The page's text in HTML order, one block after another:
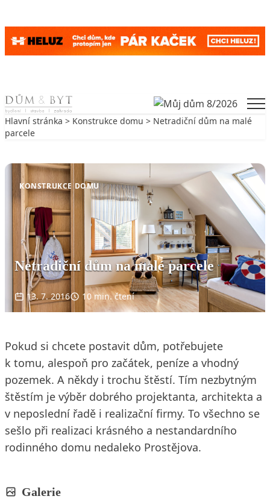
Skip to content
Hlavní stránka > Konstrukce domu > Netradiční dům na malé
parcele
KONSTRUKCE DOMU
Netradiční dům na malé parcele
13. 7. 2016 10 min. čtení
Pokud si chcete postavit dům, potřebujete
k tomu, alespoň pro začátek, peníze a vhodný
pozemek. A někdy i trochu štěstí. Tím nezbytným
štěstím je výběr dobrého projektanta, architekta a
v neposlední řadě i realizační firmy. To všechno se
sešlo při realizaci krásného a nestandardního
rodinného domu nedaleko Prostějova.
Galerie